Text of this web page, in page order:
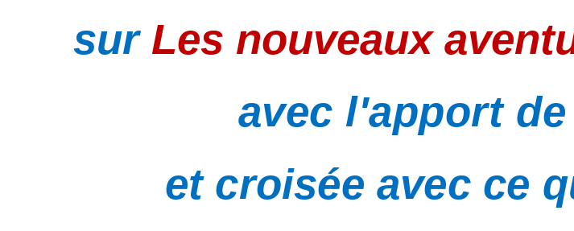
surLes nouveaux
avec l'apport
et croisée avec ce